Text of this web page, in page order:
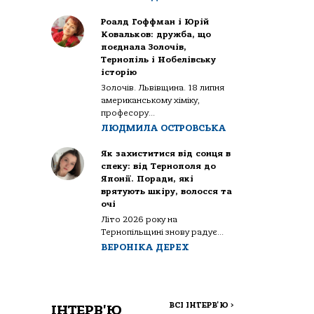
Роалд Гоффман і Юрій
Ковальков: дружба, що
поєднала Золочів,
Тернопіль і Нобелівську
історію
Золочів. Львівщина. 18 липня
американському хіміку,
професору...
ЛЮДМИЛА ОСТРОВСЬКА
Як захиститися від сонця в
спеку: від Тернополя до
Японії. Поради, які
врятують шкіру, волосся та
очі
Літо 2026 року на
Тернопільщині знову радує...
ВЕРОНІКА ДЕРЕХ
ІНТЕРВ'Ю ВСІ ІНТЕРВ'Ю >